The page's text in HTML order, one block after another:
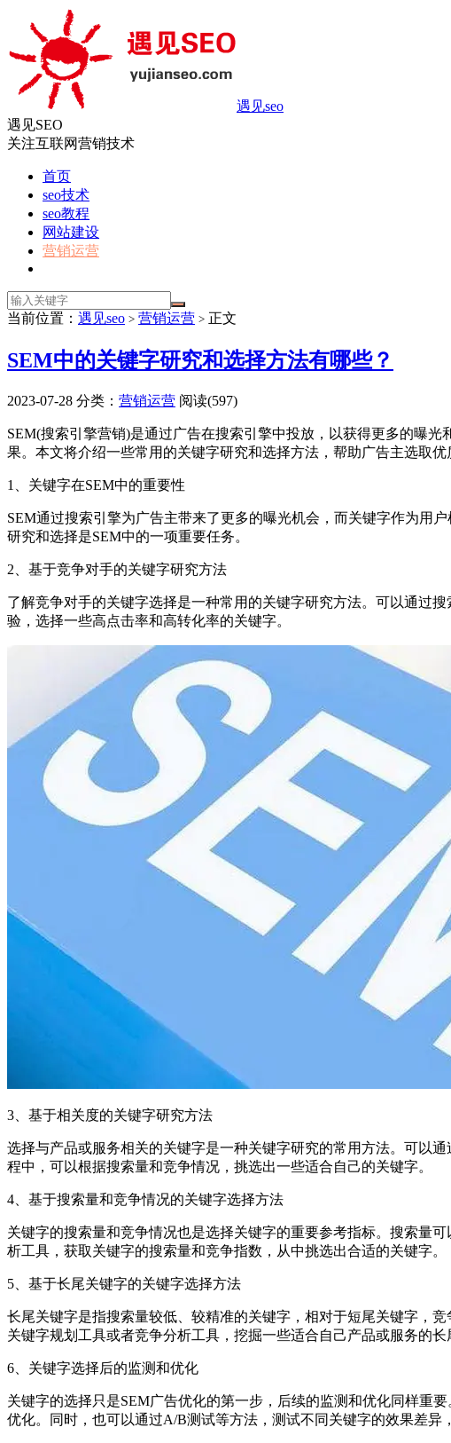
遇见seo
遇见SEO
关注互联网营销技术
首页
seo技术
seo教程
网站建设
营销运营
当前位置： 遇见seo > 营销运营 > 正文
SEM中的关键字研究和选择方法有哪些？
2023-07-28 分类： 营销运营 阅读(597)
SEM(搜索引擎营销)是通过广告在搜索引擎中投放，以获得更多的曝
果。本文将介绍一些常用的关键字研究和选择方法，帮助广告主选取优
1、关键字在SEM中的重要性
SEM通过搜索引擎为广告主带来了更多的曝光机会，而关键字作为用
研究和选择是SEM中的一项重要任务。
2、基于竞争对手的关键字研究方法
了解竞争对手的关键字选择是一种常用的关键字研究方法。可以通过
验，选择一些高点击率和高转化率的关键字。
3、基于相关度的关键字研究方法
选择与产品或服务相关的关键字是一种关键字研究的常用方法。可以
程中，可以根据搜索量和竞争情况，挑选出一些适合自己的关键字。
4、基于搜索量和竞争情况的关键字选择方法
关键字的搜索量和竞争情况也是选择关键字的重要参考指标。搜索量
析工具，获取关键字的搜索量和竞争指数，从中挑选出合适的关键字。
5、基于长尾关键字的关键字选择方法
长尾关键字是指搜索量较低、较精准的关键字，相对于短尾关键字，
关键字规划工具或者竞争分析工具，挖掘一些适合自己产品或服务的长
6、关键字选择后的监测和优化
关键字的选择只是SEM广告优化的第一步，后续的监测和优化同样重
优化。同时，也可以通过A/B测试等方法，测试不同关键字的效果差异